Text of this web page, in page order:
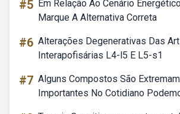
#5 Em Relação Ao Cenário
Marque A Alternativa Correta
#6 Alterações Degenerativas Das
Interapofisárias L4-l5 E L5-s1
#7 Alguns Compostos São
Importantes No Cotidiano